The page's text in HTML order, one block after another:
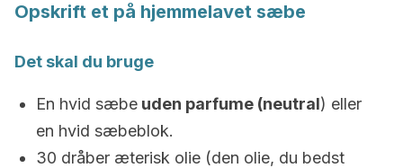
Opskrift et på hjemmelavet sæbe
Det skal du bruge
En hvid sæbe uden parfume (neutral) eller
en hvid sæbeblok.
30 dråber æterisk olie (den olie, du bedst